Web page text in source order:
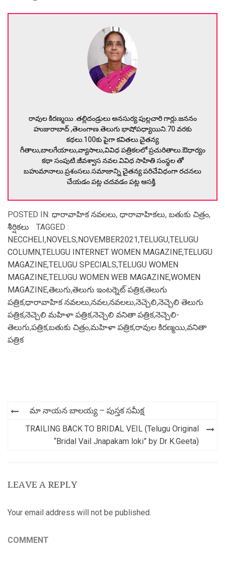
రావుల కిరణ్మయి .తల్లిదండ్రులు అనసుర్య పుల్లచారి గార్లు.జననం
హుజురాబాద్ ,తెలంగాణ.తెలుగు భాషోపధ్యాయిని.70 వరకు
కథలు.100కు పైగా కవితలు.చైతన్య
గీతాలు,బాలగేయాలు,వ్యాసాలు,వివిధ పత్రికలలో ప్రచురితాలు.ఔధార్యం
కథా సంపుటి.జీవశ్వాస నవల.వివిధ సాహితి సంస్థల తో
బహుమానాలు.ప్రశంసలు.సమాజాన్ని చైతన్య పరిచేవిధంగా రచనలు
చేయడం పట్ల చదవడం పట్ల ఆసక్తి.
POSTED IN: ధారావాహిక నవలలు, ధారావాహికలు, బతుకు చిత్రం,
శీర్షికలు
TAGGED :
NECCHELI ,NOVELS,NOVEMBER2021,TELUGU,TELUGU
COLUMN,TELUGU INTERNET WOMEN MAGAZINE,TELUGU
MAGAZINE,TELUGU SPECIALS,TELUGU WOMEN
MAGAZINE,TELUGU WOMEN WEB MAGAZINE,WOMEN
MAGAZINE,తెలుగు,తెలుగు ఇంటర్నెట్ పత్రిక,తెలుగు
పత్రిక,ధారావాహిక నవలలు,నవల,నవలలు,నెచ్చెలి,నెచ్చెలి తెలుగు
పత్రిక,నెచ్చెలి మహిళా పత్రిక,నెచ్చెలి వనితా పత్రిక,నెచ్చెలి-
తెలుగు,పత్రిక,బతుకు చిత్రం,మహిళా పత్రిక,రావుల కిరణ్మయి,వనితా
పత్రిక
Post
navigation
మా నాయన బాలయ్య – పుస్తక సమీక్ష
TRAILING BACK TO BRIDAL VEIL (Telugu Original
“Bridal Vail Jnapakam loki” by Dr K.Geeta)
LEAVE A REPLY
Your email address will not be published.
COMMENT